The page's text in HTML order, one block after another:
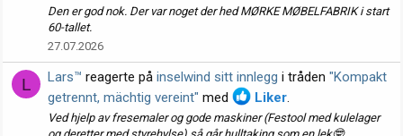
Den er god nok. Der var noget der hed MØRKE MØBELFABRIK i start
60-tallet.
27.07.2026
L Lars™ reagerte på inselwind sitt innlegg i tråden "Kompakt
getrennt, mächtig vereint" med Liker.
Ved hjelp av fresemaler og gode maskiner (Festool med kulelager